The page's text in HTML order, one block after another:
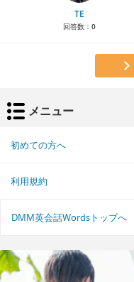
TE
回答数： 0
メニュー
初めての方へ
利用規約
DMM英会話Wordsトップへ